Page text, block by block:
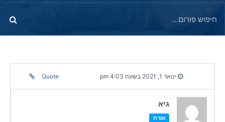
ינואר 1, 2021 בשעה 4:03 pm Quote
גיא
אורח